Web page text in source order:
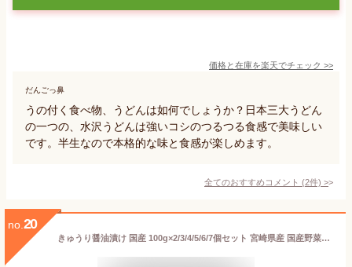
価格と在庫を楽天でチェック >>
だんごっ鼻
うの付く食べ物、うどんは如何でしょうか？日本三大うどん
の一つの、水沢うどんは強いコシのつるつる食感で美味しい
です。半生なので本格的な味と食感が楽しめます。
全てのおすすめコメント (2件) >
no. 20
きゅうり醤油漬け 国産 100g×2/3/4/5/6/7個セット 宮崎県産 国産野菜使用 きゅうり 国産 漬物 お漬物 きゅうりの醤油漬け きゅうりのお漬物 無添加 きゅうり漬物 きゅうりの漬物 ポイント消化